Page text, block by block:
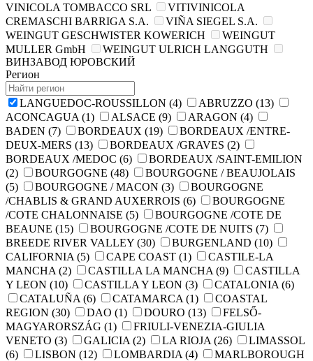
VINICOLA TOMBACCO SRL
VITIVINICOLA
CREMASCHI BARRIGA S.A.
VIÑA SIEGEL S.A.
WEINGUT GESCHWISTER KOWERICH
WEINGUT
MULLER GmbH
WEINGUT ULRICH LANGGUTH
ВИНЗАВОД ЮРОВСКИЙ
Регион
LANGUEDOC-ROUSSILLON (4) ABRUZZO (13)
ACONCAGUA (1) ALSACE (9) ARAGON (4)
BADEN (7) BORDEAUX (19)
BORDEAUX /ENTRE-
DEUX-MERS (13) BORDEAUX /GRAVES (2)
BORDEAUX /MEDOC (6)
BORDEAUX /SAINT-EMILION
(2)
BOURGOGNE (48)
BOURGOGNE / BEAUJOLAIS
(5)
BOURGOGNE / MACON (3)
BOURGOGNE
/CHABLIS & GRAND AUXERROIS (6)
BOURGOGNE
/COTE CHALONNAISE (5)
BOURGOGNE /COTE DE
BEAUNE (15) BOURGOGNE /COTE DE NUITS (7)
BREEDE RIVER VALLEY (30) BURGENLAND (10)
CALIFORNIA (5) CAPE COAST (1)
CASTILE-LA
MANCHA (2) CASTILLA LA MANCHA (9)
CASTILLA
Y LEON (10) CASTILLA Y LEON (3) CATALONIA (6)
CATALUÑA (6) CATAMARCA (1)
COASTAL
REGION (30) DAO (1) DOURO (13)
FELSŐ-
MAGYARORSZÁG (1)
FRIULI-VENEZIA-GIULIA
VENETO (3) GALICIA (2) LA RIOJA (26)
LIMASSOL
(6)
LISBON (12) LOMBARDIA (4)
MARLBOROUGH